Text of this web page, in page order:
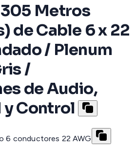
Metros
de Cable 6 x 22
/ Plenum
/
de Audio,
Control
6 conductores 22 AWG